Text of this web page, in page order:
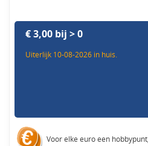
€ 3,00 bij > 0
Uiterlijk 10-08-2026 in huis.
Voor elke euro een